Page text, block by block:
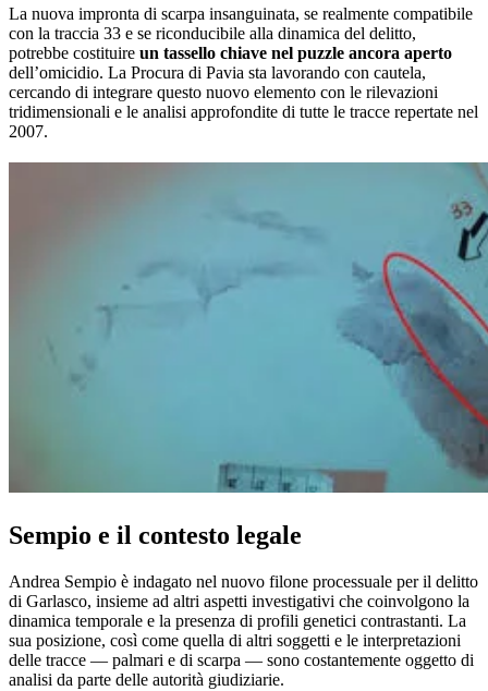
La nuova impronta di scarpa insanguinata, se realmente compatibile
con la traccia 33 e se riconducibile alla dinamica del delitto,
potrebbe costituire un tassello chiave nel puzzle ancora aperto
dell’omicidio. La Procura di Pavia sta lavorando con cautela,
cercando di integrare questo nuovo elemento con le rilevazioni
tridimensionali e le analisi approfondite di tutte le tracce repertate nel
2007.
Sempio e il contesto legale
Andrea Sempio è indagato nel nuovo filone processuale per il delitto
di Garlasco, insieme ad altri aspetti investigativi che coinvolgono la
dinamica temporale e la presenza di profili genetici contrastanti. La
sua posizione, così come quella di altri soggetti e le interpretazioni
delle tracce — palmari e di scarpa — sono costantemente oggetto di
analisi da parte delle autorità giudiziarie.